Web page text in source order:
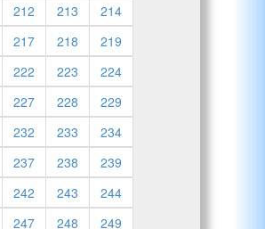
212 213
214
217 218
219
222 223
224
227 228
229
232 233
234
237 238
239
242 243
244
247 248
249